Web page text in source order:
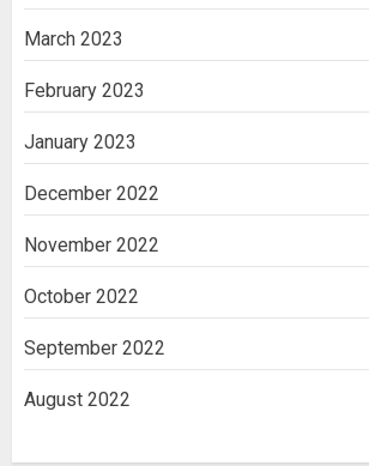
March 2023
February 2023
January 2023
December 2022
November 2022
October 2022
September 2022
August 2022